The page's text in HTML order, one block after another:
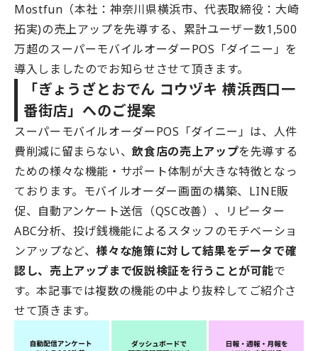
正規取り扱いパートナー募集
公式YouTubeチャンネル
Mostfun（本社：神奈川県横浜市、代表取締役：大崎
拓実)の売上アップを先導する、累計ユーザー数1,500
万超のスーパーモバイルオーダーPOS「ダイニー」を
導入しましたのでお知らせさせて頂きます。
「ぎょうざとおでん コウヅキ 横浜西口一
番街店」へのご提案
スーパーモバイルオーダーPOS「ダイニー」は、人件
費削減に留まらない、飲食店の売上アップを先導する
ための様々な機能・サポート体制が大きな特徴となっ
ております。モバイルオーダー画面の構築、LINE販
促、自動アンケート送信（QSC改善）、リピーター
ABC分析、投げ銭機能によるスタッフのモチベーショ
ンアップなど、様々な施策に対して結果をデータで確
認し、売上アップまで仮説検証を行うことが可能で
す。本記事では複数の機能の中より抜粋してご紹介さ
せて頂きます。